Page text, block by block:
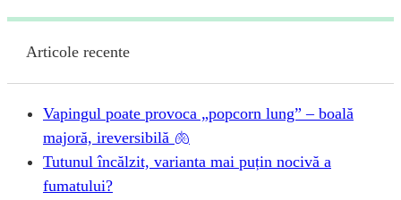
Articole recente
Vapingul poate provoca „popcorn lung” – boală
majoră, ireversibilă 🫁
Tutunul încălzit, varianta mai puțin nocivă a
fumatului?